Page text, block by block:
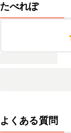
たべれぽ
よくある質問